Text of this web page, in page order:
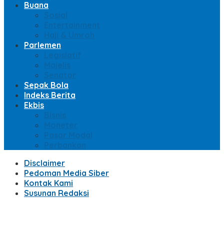
Buana
Sosial
Entertainment
Haji & Umroh
Parlemen
Legislatif
Majelis
Senator
Sepak Bola
Indeks Berita
Ekbis
Bisnis
Moneter
Pasar Modal
Perbankan
Disclaimer
Pedoman Media Siber
Kontak Kami
Susunan Redaksi